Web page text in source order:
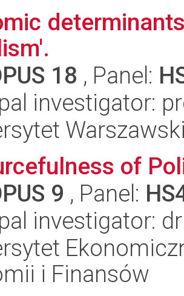
18 , Panel:
investigator:
of
9 , Panel:
investigator:
i Finansów